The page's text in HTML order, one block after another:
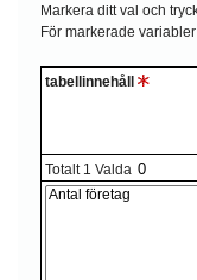
Markera ditt val och
För markerade
tabellinnehåll
Totalt 1 Valda